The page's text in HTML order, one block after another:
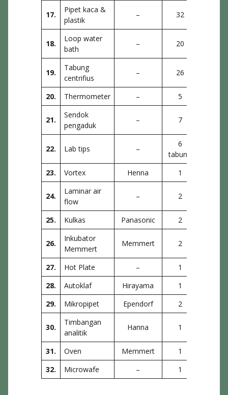
17.
Pipet kaca &
plastik
– 32
18.
Loop water
bath
– 20
19.
Tabung
centrifius
– 26
20. Thermometer – 5
21.
Sendok
pengaduk
– 7
22. Lab tips –
6
tabung
23. Vortex Henna 1
24.
Laminar air
flow
– 2
25. Kulkas Panasonic 2
26.
Inkubator
Memmert
Memmert 2
27. Hot Plate – 1
28.
Autoklaf Hirayama 1
29.
Mikropipet Ependorf 2
30.
Timbangan
analitik
Hanna 1
31. Oven Memmert 1
32.
Microwafe – 1